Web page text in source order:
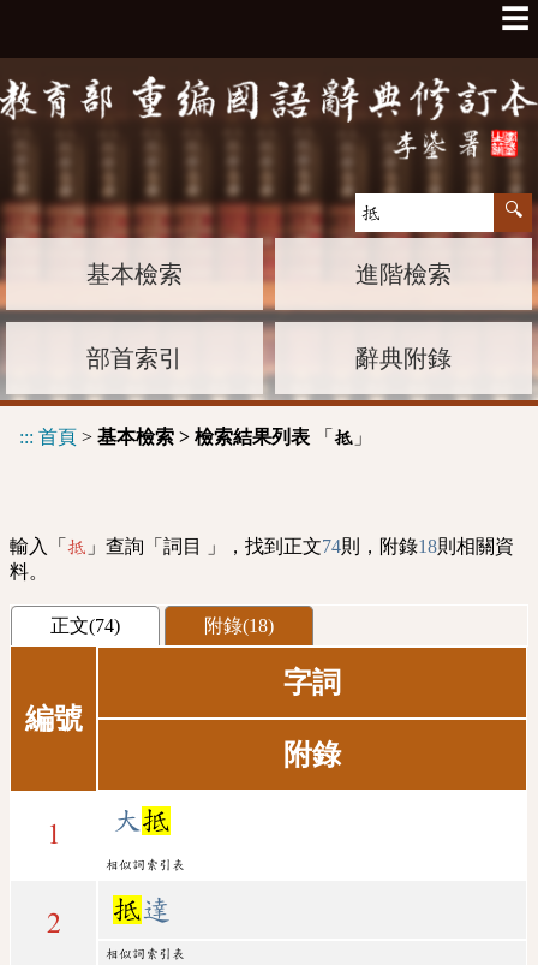
☰
基本檢索 進階檢索
部首索引 辭典附錄
::: 首頁 > 基本檢索 > 檢索結果列表 「 抵 」
輸入「 抵 」查詢「詞目 」，找到正文74則，附錄18則相關資
料。
正文(74) 附錄(18)
編號
字詞
附錄
1 大抵
相似詞索引表
2 抵達
相似詞索引表